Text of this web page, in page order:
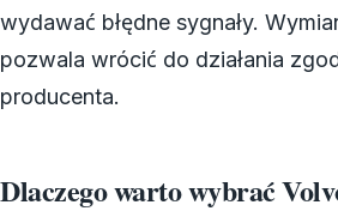
wydawać błędne sygnały.
pozwala wrócić do działania
producenta.
Dlaczego warto wybrać